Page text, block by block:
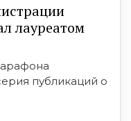
лауреатом
публикаций о